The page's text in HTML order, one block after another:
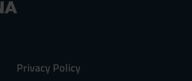
Privacy Policy